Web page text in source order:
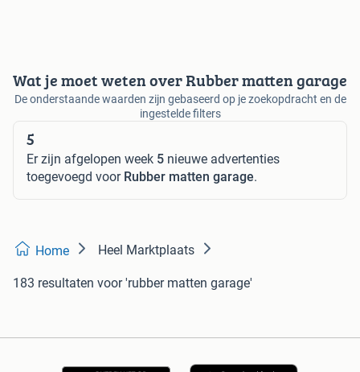
Wat je moet weten over Rubber matten garage
De onderstaande waarden zijn gebaseerd op je zoekopdracht en de
ingestelde filters
5
Er zijn afgelopen week 5 nieuwe advertenties
toegevoegd voor Rubber matten garage.
Home Heel Marktplaats
183 resultaten voor 'rubber matten garage'